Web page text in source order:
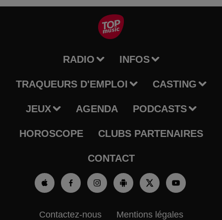
RADIO INFOS
TRAQUEURS D'EMPLOI CASTING
JEUX AGENDA PODCASTS
HOROSCOPE CLUBS PARTENAIRES
CONTACT
Contactez-nous Mentions légales